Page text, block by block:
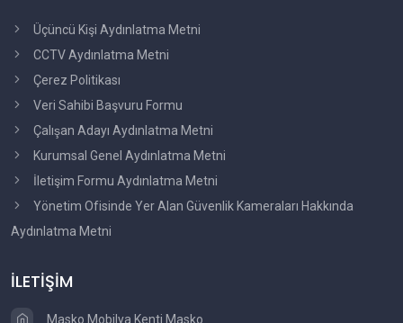
Üçüncü Kişi Aydınlatma Metni
CCTV Aydınlatma Metni
Çerez Politikası
Veri Sahibi Başvuru Formu
Çalışan Adayı Aydınlatma Metni
Kurumsal Genel Aydınlatma Metni
İletişim Formu Aydınlatma Metni
Yönetim Ofisinde Yer Alan Güvenlik Kameraları Hakkında
Aydınlatma Metni
İLETİŞİM
Masko Mobilya Kenti Masko